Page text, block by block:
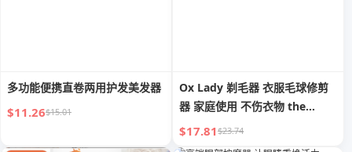
多功能便携直卷两用护发美发器
$11.26$15.01
Ox Lady 剃毛器 衣服毛球修剪
器 家庭使用 不伤衣物 the
fabulous 绒毛去除器 起球和刮
毛器
$17.81$23.74